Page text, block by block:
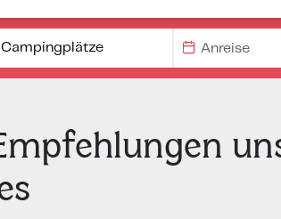
Campingplätze